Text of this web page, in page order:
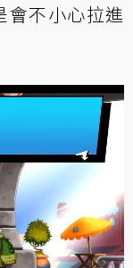
會不小心拉進